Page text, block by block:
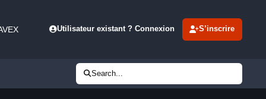
Utilisateur existant ? Connexion S’inscrire
Search...